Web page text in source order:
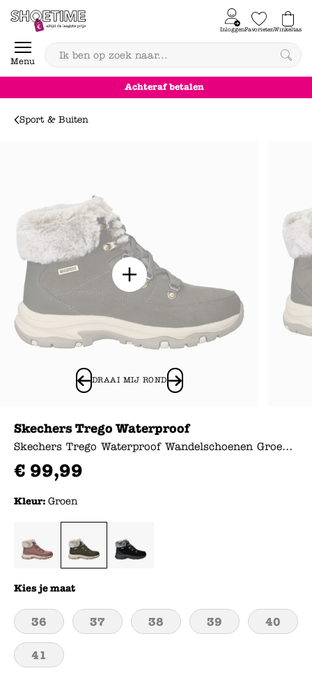
Skip to content
Menu
InloggenFavorietenWinkeltas
0
Achteraf betalen
Sport & Buiten
DRAAI MIJ ROND
Skechers Trego Waterproof
Skechers Trego Waterproof Wandelschoenen Groen Dames
€ 99,99
Kleur: Groen
Kies je maat
36 37 38 39 40
41